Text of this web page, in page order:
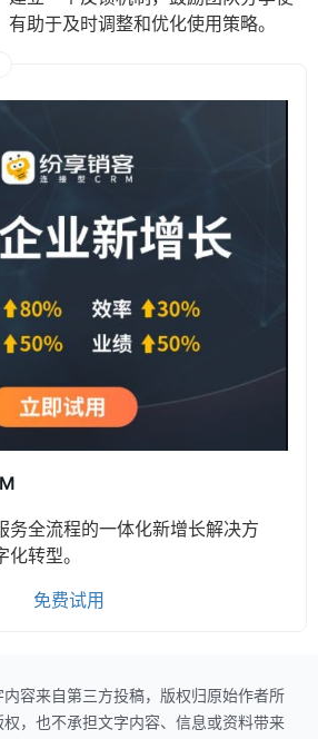
助于及时调整和优化使用策略。
务全流程的一体化新增长解决方
转型。
免费试用
容来自第三方投稿，版权归原始作者所
，也不承担文字内容、信息或资料带来